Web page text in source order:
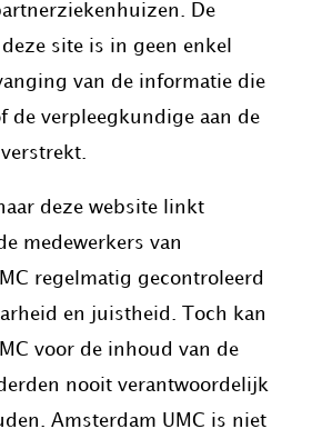
De
site is in geen enkel
van de informatie die
de verpleegkundige aan de
deze website linkt
medewerkers van
regelmatig gecontroleerd
en juistheid. Toch kan
voor de inhoud van de
nooit verantwoordelijk
Amsterdam UMC is niet